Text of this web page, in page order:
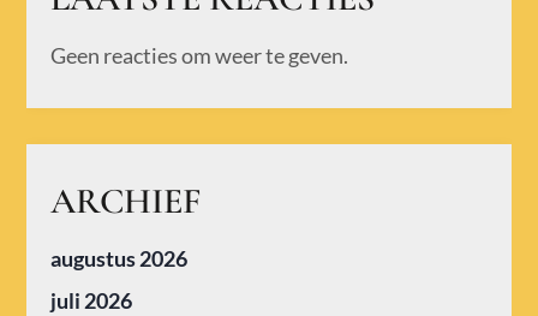
Geen reacties om weer te geven.
ARCHIEF
augustus 2026
juli 2026